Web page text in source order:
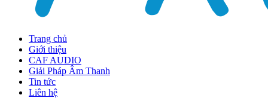
Trang chủ
Giới thiệu
CAF AUDIO
Giải Pháp Âm Thanh
Tin tức
Liên hệ